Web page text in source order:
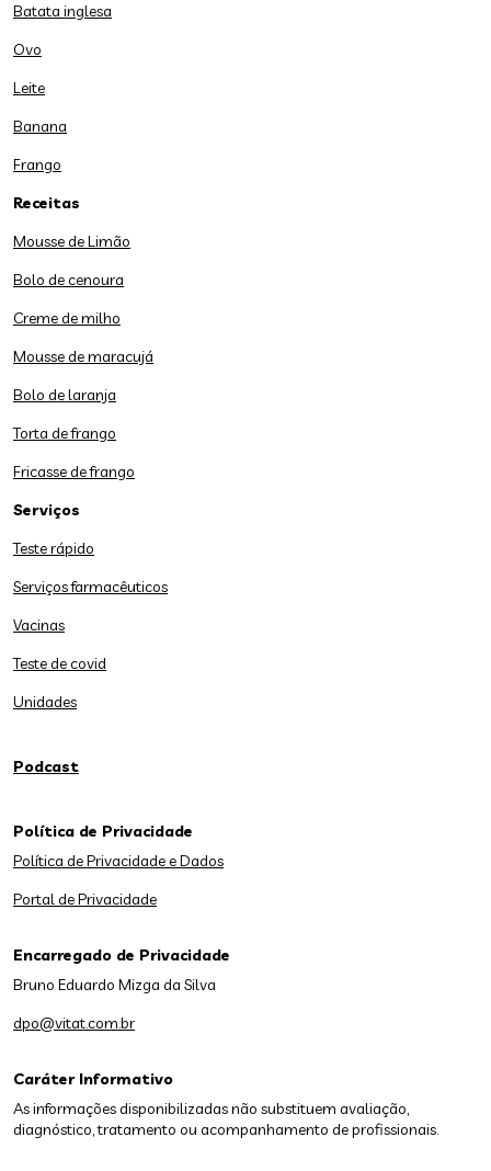
Batata inglesa
Ovo
Leite
Banana
Frango
Receitas
Mousse de Limão
Bolo de cenoura
Creme de milho
Mousse de maracujá
Bolo de laranja
Torta de frango
Fricasse de frango
Serviços
Teste rápido
Serviços farmacêuticos
Vacinas
Teste de covid
Unidades
Podcast
Caráter Informativo
As informações disponibilizadas não substituem avaliação,
diagnóstico, tratamento ou acompanhamento de profissionais.
Política de Privacidade
Política de Privacidade e Dados
Portal de Privacidade
Encarregado de Privacidade
Bruno Eduardo Mizga da Silva
dpo@vitat.com.br